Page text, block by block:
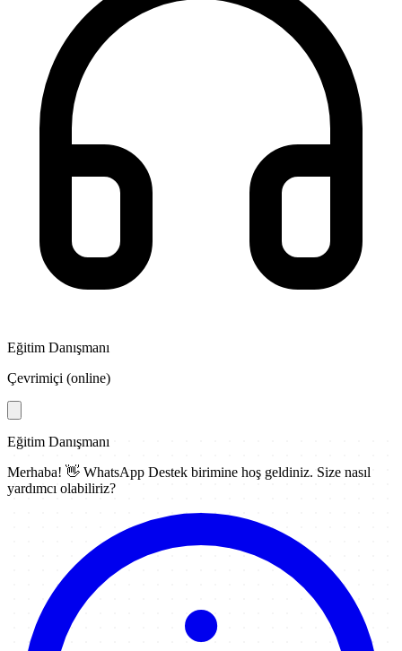
Eğitim Danışmanı
Çevrimiçi (online)
Eğitim Danışmanı
Merhaba! 👋 WhatsApp Destek birimine hoş geldiniz. Size nasıl
yardımcı olabiliriz?